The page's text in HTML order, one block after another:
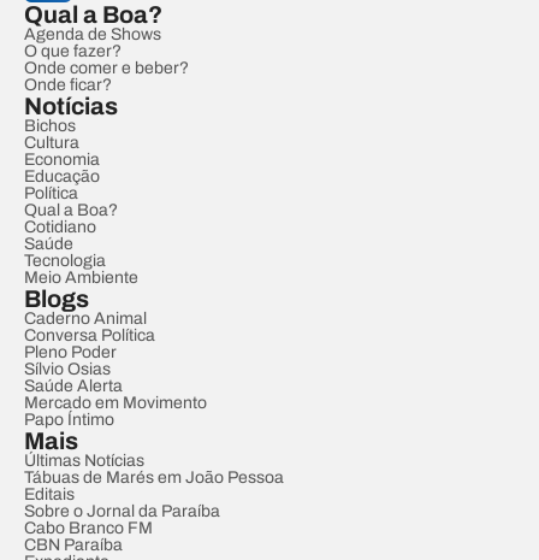
Qual a Boa?
Agenda de Shows
O que fazer?
Onde comer e beber?
Onde ficar?
Notícias
Bichos
Cultura
Economia
Educação
Política
Qual a Boa?
Cotidiano
Saúde
Tecnologia
Meio Ambiente
Blogs
Caderno Animal
Conversa Política
Pleno Poder
Sílvio Osias
Saúde Alerta
Mercado em Movimento
Papo Íntimo
Mais
Últimas Notícias
Tábuas de Marés em João Pessoa
Editais
Sobre o Jornal da Paraíba
Cabo Branco FM
CBN Paraíba